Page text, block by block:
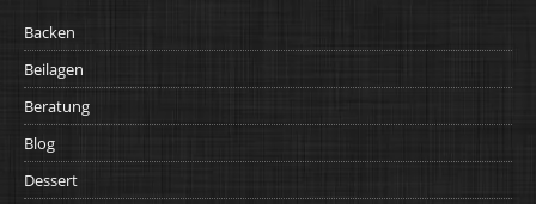
Backen
Beilagen
Beratung
Blog
Dessert